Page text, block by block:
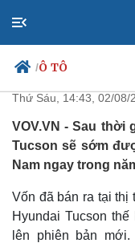
/Ô TÔ
Chính trị
Đảng
Tổ chức nhân sự
Nhận diện sự thật
Hyundai
bản nâng
Thứ Sáu, 14:43, 02/08/
VOV.VN - Sau thời
Tucson sẽ sớm
Nam ngay trong
Vốn đã bán ra tại
Hyundai Tucson
lên phiên bản